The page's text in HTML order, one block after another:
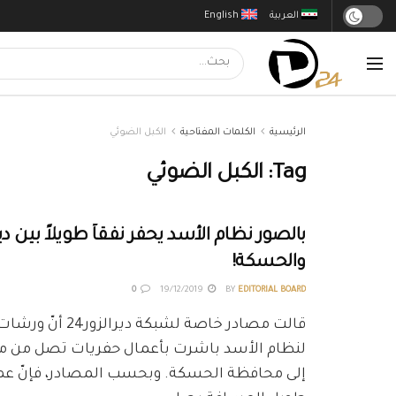
English العربية
الرئيسية الكلمات المفتاحية الكبل الضوئي
Tag: الكبل الضوئي
بالصور نظام الأسد يحفر نفقاً طويلاً بين
والحسكة!
BY EDITORIAL BOARD
0
قالت مصادر خاصة لشبكة
لنظام الأسد باشرت بأعمال حفريات تصل من
إلى محافظة الحسكة. وبحسب المصادر، فإنّ